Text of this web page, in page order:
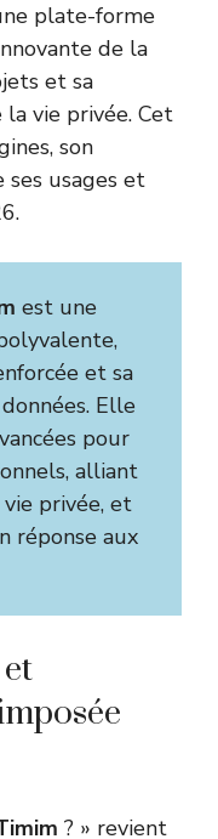
plate-forme
de la
et sa
vie privée. Cet
son
ses usages et
est une
et sa
Elle
pour
alliant
privée, et
réponse aux
? » revient